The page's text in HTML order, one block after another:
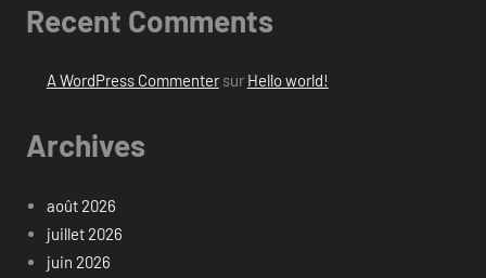
Recent Comments
A WordPress Commentersur Hello world!
Archives
août 2026
juillet 2026
juin 2026